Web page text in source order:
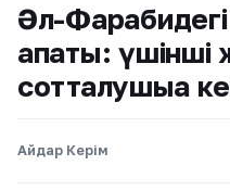
Әл-
апаты: үшінші
сотталушыға
Айдар Керім